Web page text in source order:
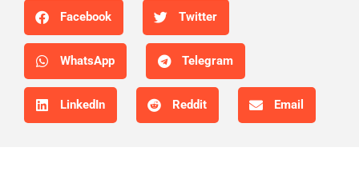
Facebook Twitter
WhatsApp Telegram
LinkedIn Reddit Email